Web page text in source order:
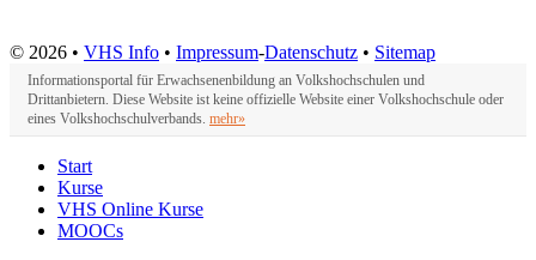
© 2026 • VHS Info • Impressum-Datenschutz • Sitemap
Informationsportal für Erwachsenenbildung an Volkshochschulen und
Drittanbietern. Diese Website ist keine offizielle Website einer Volkshochschule oder
eines Volkshochschulverbands. mehr»
Start
Kurse
VHS Online Kurse
MOOCs